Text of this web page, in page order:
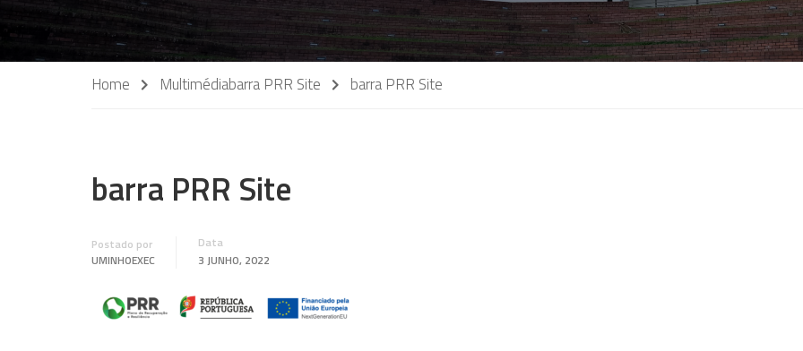
Home Multimédiabarra PRR Site barra PRR Site
barra PRR Site
Postado por
UMINHOEXEC
Data
3 JUNHO, 2022